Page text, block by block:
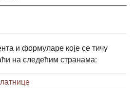
и формуларе које се тичу
на следећим странама: